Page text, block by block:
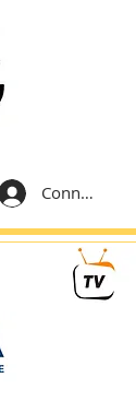
Connexion